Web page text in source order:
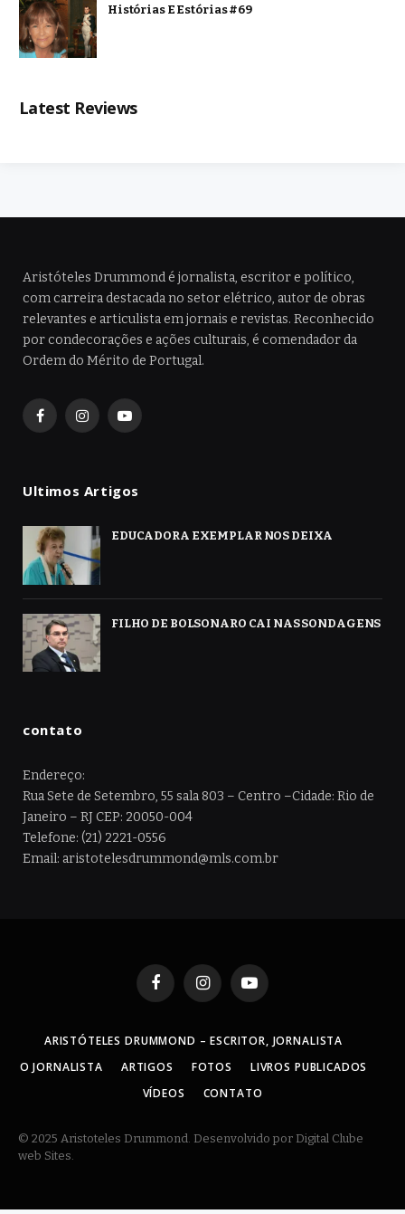
Histórias E Estórias #69
Latest Reviews
Aristóteles Drummond é jornalista, escritor e político,
com carreira destacada no setor elétrico, autor de obras
relevantes e articulista em jornais e revistas. Reconhecido
por condecorações e ações culturais, é comendador da
Ordem do Mérito de Portugal.
FacebookInstagramYouTube
Ultimos Artigos
EDUCADORA EXEMPLAR NOS DEIXA
FILHO DE BOLSONARO CAI NAS SONDAGENS
contato
Endereço:
Rua Sete de Setembro, 55 sala 803 – Centro –Cidade: Rio de
Janeiro – RJ CEP: 20050-004
Telefone: (21) 2221-0556
Email: aristotelesdrummond@mls.com.br
FacebookInstagramYouTube
ARISTÓTELES DRUMMOND – ESCRITOR, JORNALISTA
O JORNALISTA
ARTIGOS FOTOS
LIVROS PUBLICADOS
VÍDEOS
CONTATO
© 2025 Aristoteles Drummond. Desenvolvido por Digital Clube
web Sites.